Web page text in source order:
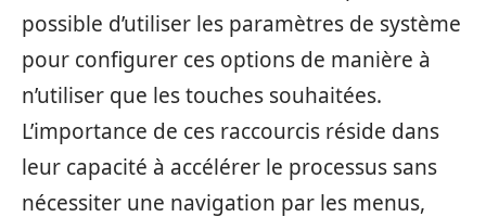
possible d’utiliser les paramètres de système
pour configurer ces options de manière à
n’utiliser que les touches souhaitées.
L’importance de ces raccourcis réside dans
leur capacité à accélérer le processus sans
nécessiter une navigation par les menus,